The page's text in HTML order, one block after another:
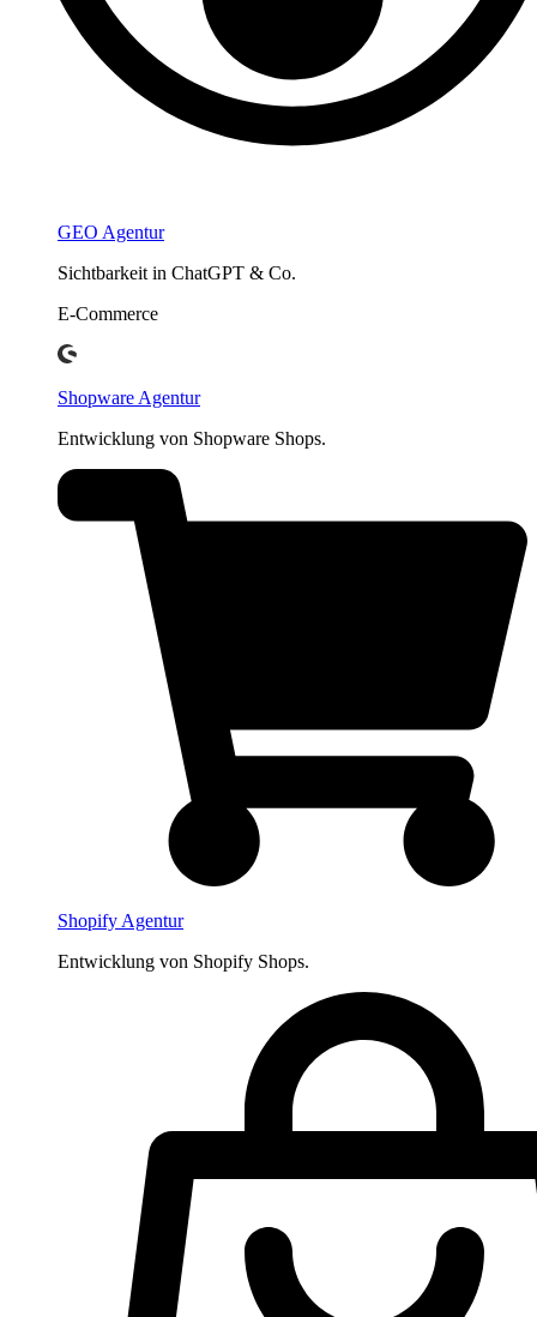
GEO Agentur
Sichtbarkeit in ChatGPT & Co.
E-Commerce
Shopware Agentur
Entwicklung von Shopware Shops.
Shopify Agentur
Entwicklung von Shopify Shops.